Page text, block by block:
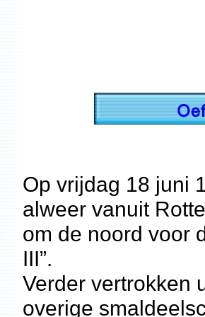
Op vrijdag 18 juni
alweer vanuit
om de noord voor
III”.
Verder vertrokken
overige